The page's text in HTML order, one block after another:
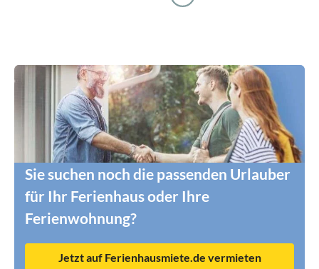
Sie suchen noch die passenden Urlauber
für Ihr Ferienhaus oder Ihre
Ferienwohnung?
Jetzt auf Ferienhausmiete.de vermieten